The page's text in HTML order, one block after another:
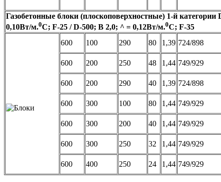
Газобетонные блоки (плоскоповерхностные) 1-й категории
0,10Вт/м.0С; F-25 / D-500; B 2,0; ^ = 0,12Вт/м.0С; F-35
600
100 290 80 1,39 724/898
600 200 250 48 1,44 749/929
600 200 290 40 1,39 724/898
600 300 100 80 1,44 749/929
600 300 200 40 1,44 749/929
600 300 250 32 1,44 749/929
600 400 250 24 1,44 749/929